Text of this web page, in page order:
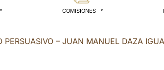
COMISIONES
PERSUASIVO – JUAN MANUEL DAZA